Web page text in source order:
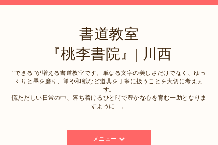
書道教室
『桃李書院』| 川西
“できる”が増える書道教室です。単なる文字の美しさだけでなく、ゆっ
くりと墨を磨り、筆や和紙など道具を丁寧に扱うことを大切に考えま
す。
慌ただしい日常の中、落ち着けるひと時で豊かな心を育む一助となりま
すように…。
メニュー